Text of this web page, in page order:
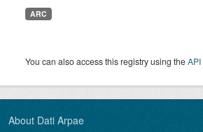
ARC
You can also access this registry using theAPI
About Dati Arpae